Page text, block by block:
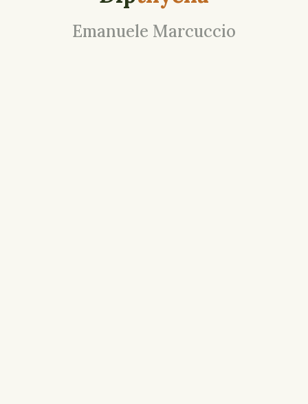
Emanuele Marcuccio